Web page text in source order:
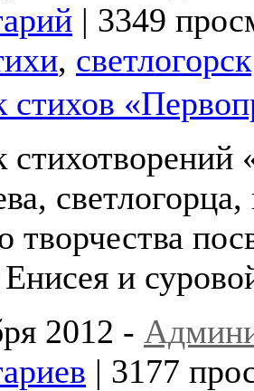
| 3349
, светлогорск
стихов
творчества
и
2012 -
| 3177